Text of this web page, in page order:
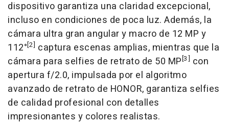
dispositivo garantiza una claridad excepcional,
incluso en condiciones de poca luz. Además, la
cámara ultra gran angular y macro de 12 MP y
112°[2] captura escenas amplias, mientras que la
cámara para selfies de retrato de 50 MP [3] con
apertura f/2.0, impulsada por el algoritmo
avanzado de retrato de HONOR, garantiza selfies
de calidad profesional con detalles
impresionantes y colores realistas.